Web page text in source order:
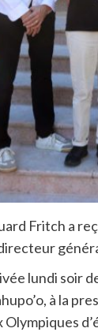
Fritch a
lundi soir
à la